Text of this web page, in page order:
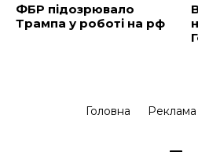
ФБР підозрювало
Трампа у роботі на рф
Головна Реклама